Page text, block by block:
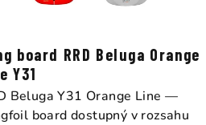
k
ů
board RRD Beluga Orange
Y31
Beluga Y31 Orange Line —
board dostupný v rozsahu